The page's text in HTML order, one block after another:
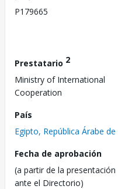
P179665
Prestatario 2
Ministry of International
Cooperation
País
Egipto, República Árabe de
Fecha de aprobación
(a partir de la presentación
ante el Directorio)